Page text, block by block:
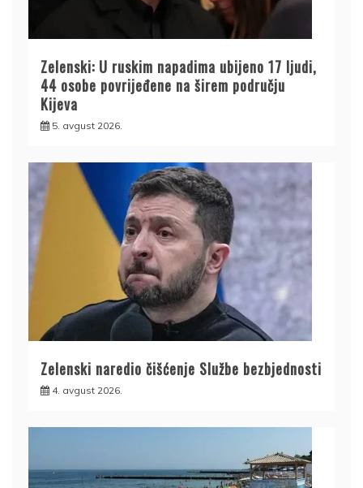
Zelenski: U ruskim napadima ubijeno 17 ljudi,
44 osobe povrijeđene na širem području
Kijeva
5. avgust 2026.
Zelenski naredio čišćenje Službe bezbjednosti
4. avgust 2026.